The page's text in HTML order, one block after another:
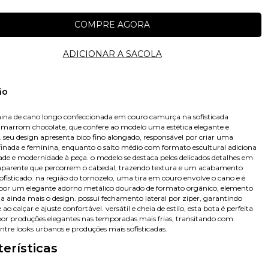
de cano longo confeccionada em couro camurça na sofisticada
chocolate, que confere ao modelo uma estética elegante e
design apresenta bico fino alongado, responsável por criar uma
e feminina, enquanto o salto médio com formato escultural adiciona
e modernidade à peça. o modelo se destaca pelos delicados detalhes em
que percorrem o cabedal, trazendo textura e um acabamento
na região do tornozelo, uma tira em couro envolve o cano e é
um elegante adorno metálico dourado de formato orgânico, elemento
ainda mais o design. possui fechamento lateral por zíper, garantindo
ao calçar e ajuste confortável. versátil e cheia de estilo, esta bota é perfeita
produções elegantes nas temporadas mais frias, transitando com
looks urbanos e produções mais sofisticadas.